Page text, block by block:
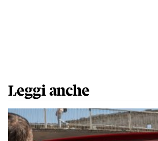
Leggi anche